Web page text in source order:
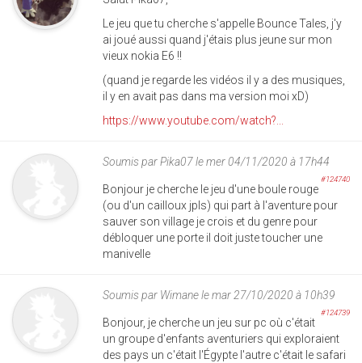
Le jeu que tu cherche s'appelle Bounce Tales, j'y
ai joué aussi quand j'étais plus jeune sur mon
vieux nokia E6 !!
(quand je regarde les vidéos il y a des musiques,
il y en avait pas dans ma version moi xD)
https://www.youtube.com/watch?...
Soumis parPika07le mer 04/11/2020 à 17h44
#124740
Bonjour je cherche le jeu d'une boule rouge
(ou d'un cailloux jpls) qui part à l'aventure pour
sauver son village je crois et du genre pour
débloquer une porte il doit juste toucher une
manivelle
Soumis par Wimanele mar 27/10/2020 à 10h39
#124739
Bonjour, je cherche un jeu sur pc où c'était
un groupe d'enfants aventuriers qui exploraient
des pays un c'était l'Égypte l'autre c'était le safari